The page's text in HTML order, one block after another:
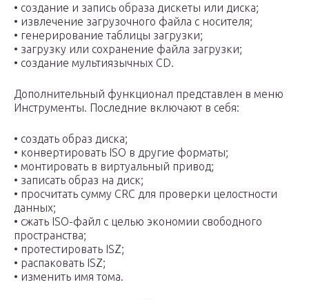
• создание и запись образа дискеты или диска;
• извлечение загрузочного файла с носителя;
• генерирование таблицы загрузки;
• загрузку или сохранение файла загрузки;
• создание мультиязычных CD.
Дополнительный функционал представлен в меню
Инструменты. Последние включают в себя:
• создать образ диска;
• конвертировать ISO в другие форматы;
• монтировать в виртуальный привод;
• записать образ на диск;
• просчитать сумму CRC для проверки целостности
данных;
• сжать ISO-файл с целью экономии свободного
пространства;
• протестировать ISZ;
• распаковать ISZ;
• изменить имя тома.